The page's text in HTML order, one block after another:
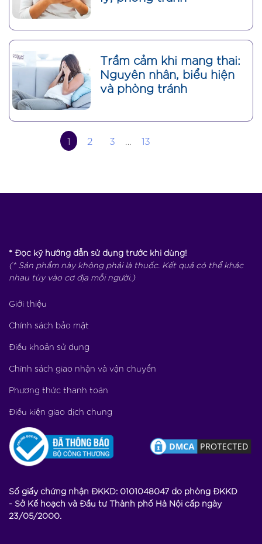
Trầm cảm khi mang thai:
Nguyên nhân, biểu hiện
và phòng tránh
1 2 3 13
Đơn giá: 151.200đ/tuýp
Số lượng
* Đọc kỹ hướng dẫn sử dụng trước khi dùng!
(* Sản phẩm này không phải là thuốc. Kết quả có thể khác
nhau tùy vào cơ địa mỗi người.)
Giới thiệu
Chính sách bảo mật
Điều khoản sử dụng
Chính sách giao nhận và vận chuyển
Phương thức thanh toán
Điều kiện giao dịch chung
Số giấy chứng nhận ĐKKD: 0101048047 do phòng ĐKKD
- Sở Kế hoạch và Đầu tư Thành phố Hà Nội cấp ngày
23/05/2000.